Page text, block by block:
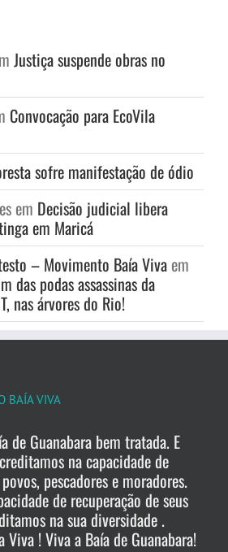
Justiça suspende obras no
Convocação para EcoVila
sofre manifestação de ódio
em Decisão judicial libera
em Maricá
– Movimento Baía Viva em
das podas assassinas da
nas árvores do Rio!
BAÍA VIVA
de Guanabara bem tratada. E
na capacidade de
pescadores e moradores.
de recuperação de seus
na sua diversidade .
Viva ! Viva a Baía de Guanabara!